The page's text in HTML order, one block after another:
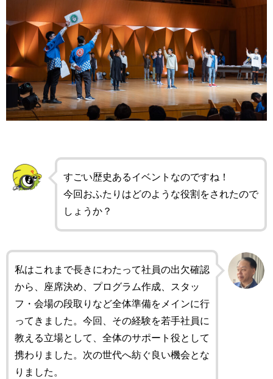
すごい歴史あるイベントなのですね！
今回おふたりはどのような役割をされたので
しょうか？
私はこれまで長きにわたって社員の出欠確認
から、座席決め、プログラム作成、スタッ
フ・会場の段取りなど全体準備をメインに行
ってきました。今回、その経験を若手社員に
教える立場として、全体のサポート役として
携わりました。次の世代へ紡ぐ良い機会とな
りました。